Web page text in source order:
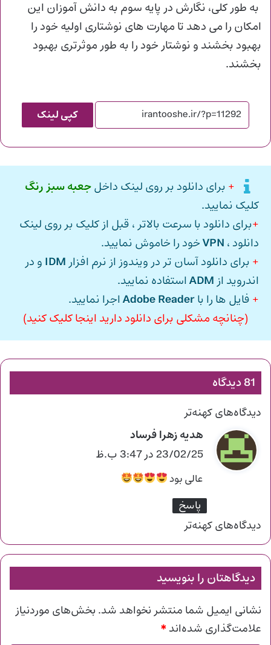
به طور کلی، نگارش در پایه سوم به دانش آموزان این
امکان را می دهد تا مهارت های نوشتاری اولیه خود را
بهبود بخشند و نوشتار خود را به طور موثرتری بهبود
بخشند.
کپی لینک
+ برای دانلود بر روی لینک داخلجعبه سبز رنگ
کلیک نمایید.
+برای دانلود با سرعت بالاتر ، قبل از کلیک بر روی لینک
دانلود ، VPNخود را خاموش نمایید.
+ برای دانلود آسان تر در ویندوز از نرم افزار IDM و در
اندروید از ADMاستفاده نمایید.
+ فایل ها را باAdobe Readerاجرا نمایید.
(چنانچه مشکلی برای دانلود دارید اینجا کلیک کنید)
81 دیدگاه
راهبری
دیدگاه‌ها
دیدگاه‌های کهنه‌تر
هدیه زهرا فرساد
ف
ت
23/02/25 در 3:47 ب.ظ
عالی بود
پاسخ
راهبری
دیدگاه‌ها
دیدگاه‌های کهنه‌تر
دیدگاهتان را بنویسید
نشانی ایمیل شما منتشر نخواهد شد. بخش‌های موردنیاز
علامت‌گذاری شده‌اند*